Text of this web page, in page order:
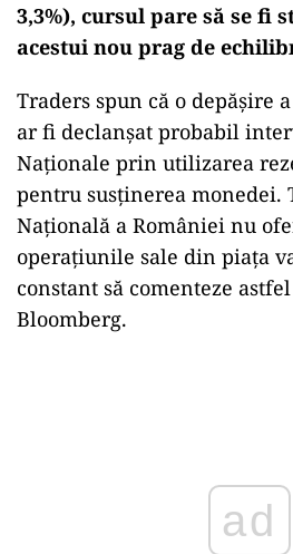
3,3%), cursul pare să se fi
acestui nou prag de
Traders spun că o depășire
ar fi declanșat probabil
Naționale prin utilizarea
pentru susținerea monedei.
Națională a României nu
operațiunile sale din piața
constant să comenteze
Bloomberg.